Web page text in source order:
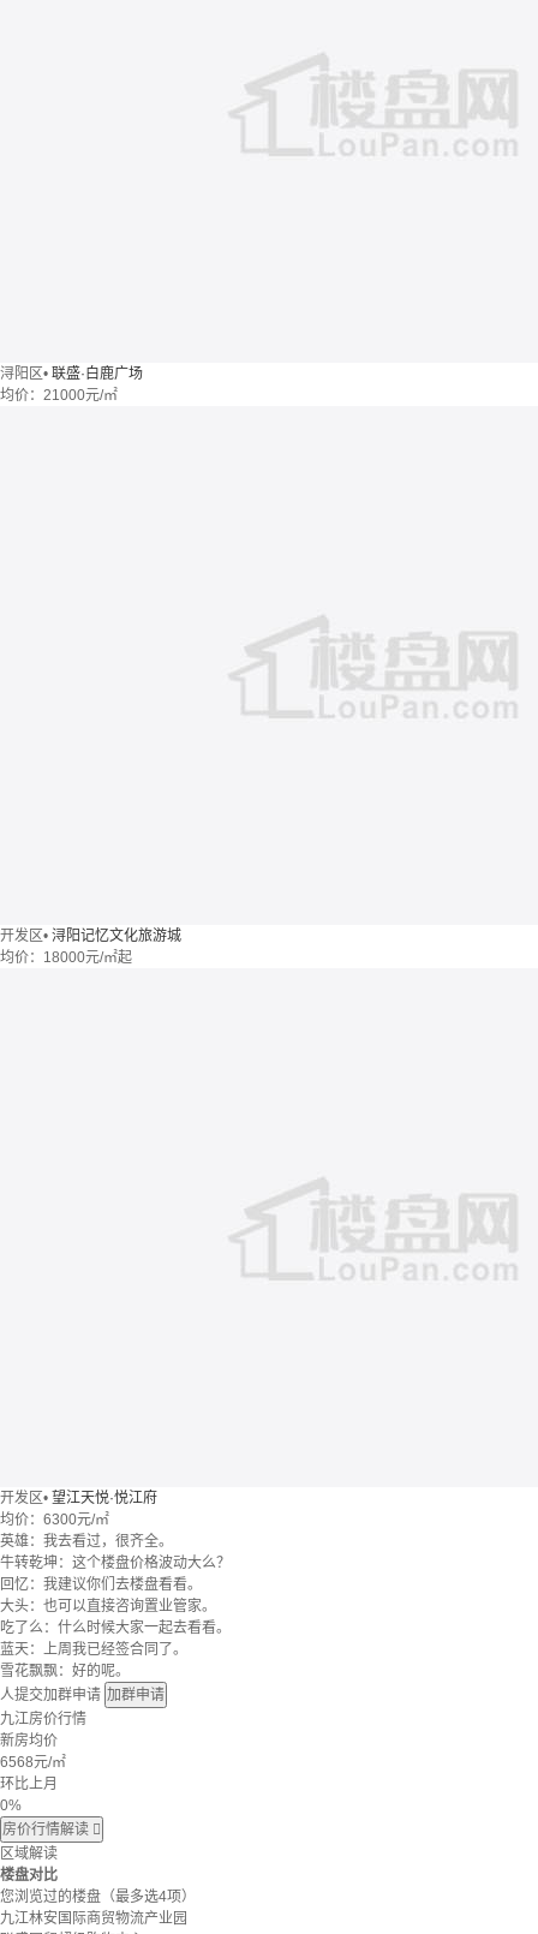
浔阳区• 联盛·白鹿广场
均价： 21000元/㎡
开发区• 浔阳记忆文化旅游城
均价： 18000元/㎡起
开发区• 望江天悦·悦江府
均价： 6300元/㎡
英雄：我去看过，很齐全。
牛转乾坤：这个楼盘价格波动大么？
回忆：我建议你们去楼盘看看。
大头：也可以直接咨询置业管家。
吃了么：什么时候大家一起去看看。
蓝天：上周我已经签合同了。
雪花飘飘：好的呢。
人提交加群申请 加群申请
九江房价行情
新房均价
6568元/㎡
环比上月
0%
房价行情解读 
区域解读
楼盘对比
您浏览过的楼盘 （最多选4项）
九江林安国际商贸物流产业园